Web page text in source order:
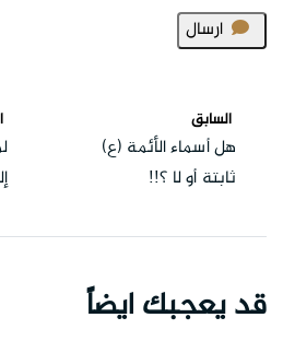
ارسال
السابق
هل أسماء الأئمة (ع)
ثابتة أو لا ؟!!
قد يعجبك ايضاً